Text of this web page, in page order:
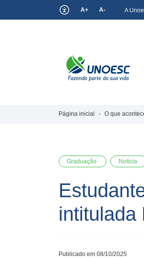
A+ A- A
Página inicial O que
Graduação Notícia
intitulada
Publicado em 08/10/2025